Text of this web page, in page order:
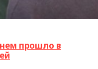
прошло в